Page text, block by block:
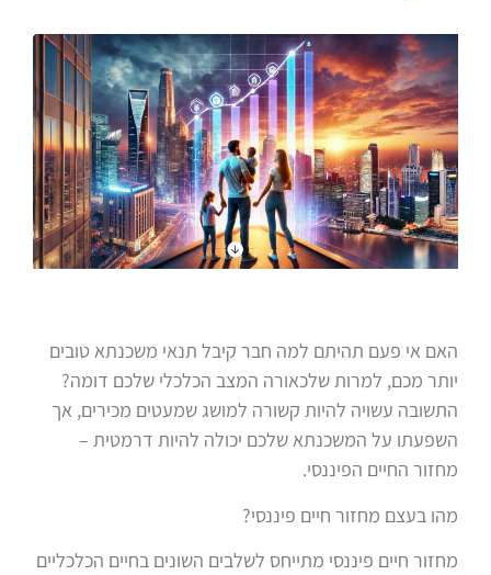
האם אי פעם תהיתם למה חבר קיבל תנאי משכנתא טובים
יותר מכם, למרות שלכאורה המצב הכלכלי שלכם דומה?
התשובה עשויה להיות קשורה למושג שמעטים מכירים, אך
השפעתו על המשכנתא שלכם יכולה להיות דרמטית –
מחזור החיים הפיננסי.
מהו בעצם מחזור חיים פיננסי?
מחזור חיים פיננסי מתייחס לשלבים השונים בחיים הכלכליים